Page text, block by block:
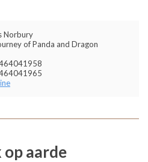
Norbury
of Panda and Dragon
op aarde